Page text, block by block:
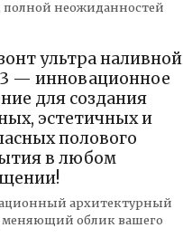
неожиданностей
ультра наливной
— инновационное
для создания
эстетичных и
полового
в любом
архитектурный
меняющий облик вашего